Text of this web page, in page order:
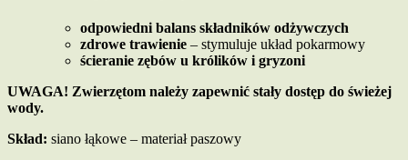
odpowiedni balans składników odżywczych
zdrowe trawienie – stymuluje układ pokarmowy
ścieranie zębów u królików i gryzoni
UWAGA! Zwierzętom należy zapewnić stały dostęp do świeżej
wody.
Skład: siano łąkowe – materiał paszowy